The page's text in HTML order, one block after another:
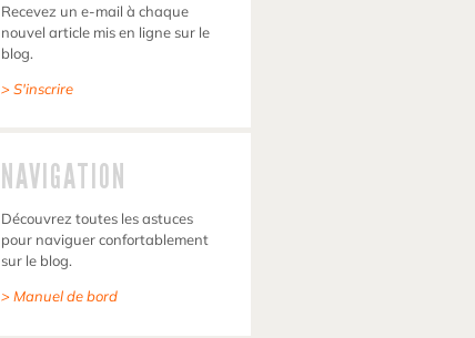
Recevez un e-mail à chaque
nouvel article mis en ligne sur le
blog.
> S'inscrire
NAVIGATION
Découvrez toutes les astuces
pour naviguer confortablement
sur le blog.
> Manuel de bord